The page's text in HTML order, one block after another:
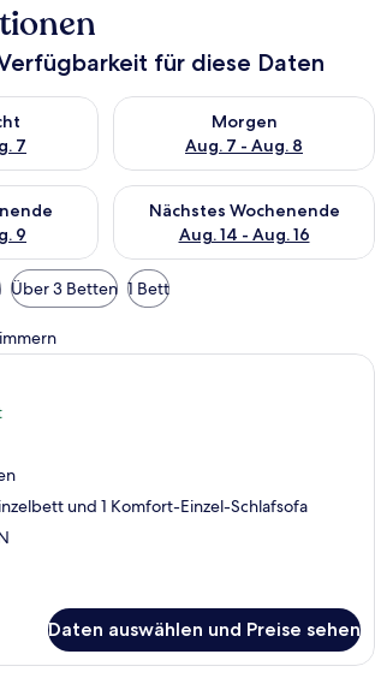
für diese Daten
7
für heute Nacht, Aug. 6 - Aug. 7.
Morgen
Aug. 7 - Aug. 8
Überprüfe die Verfügbarkeit
9
für dieses Wochenende, Aug. 7
Nächstes Wochenende
Aug. 14 - Aug. 16
Überprüfe die Verfügbarkeit
Über 3 Betten 1 Bett
Elite-Apartment | Wohnbereich |
und 1 Komfort-Einzel-Schlafsofa
Daten auswählen und Preise sehen